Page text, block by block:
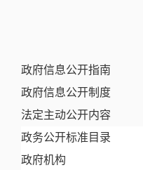
政府信息公开指南
政府信息公开制度
法定主动公开内容
政务公开标准目录
政府机构